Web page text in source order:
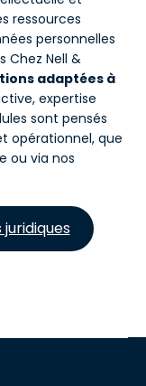
ressources
personnelles
Chez Nell &
adaptées à
expertise
sont pensés
opérationnel, que
ou via nos